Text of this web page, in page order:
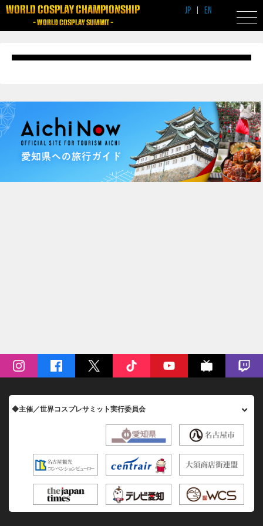
WORLD COSPLAY CHAMPIONSHIP
- WORLD COSPLAY SUMMIT -
JP | EN
◆主催／世界コスプレサミット実行委員会